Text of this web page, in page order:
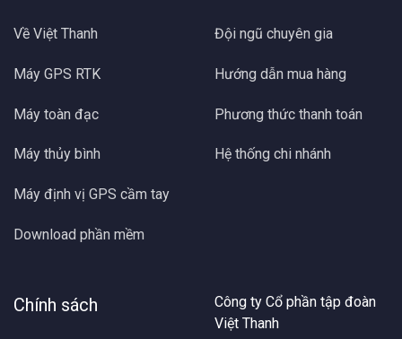
Về Việt Thanh
Máy GPS RTK
Máy toàn đạc
Máy thủy bình
Máy định vị GPS cầm tay
Download phần mềm
Đội ngũ chuyên gia
Hướng dẫn mua hàng
Phương thức thanh toán
Hệ thống chi nhánh
Chính sách
Công ty Cổ phần tập đoàn
Việt Thanh